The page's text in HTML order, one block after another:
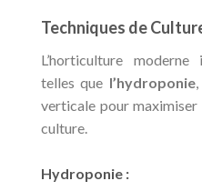
Techniques de
L’horticulture
telles que l’hydroponie,
verticale pour maximiser
culture.
Hydroponie :